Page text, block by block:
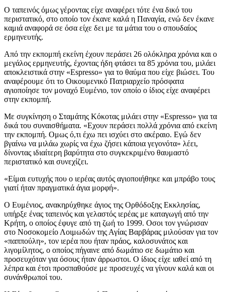
Ο ταπεινός όμως γέροντας είχε αναφέρει τότε ένα δικό του
περιστατικό, στο οποίο τον έκανε καλά η Παναγία, ενώ δεν έκανε
καμιά αναφορά σε όσα είχε δει με τα μάτια του ο σπουδαίος
ερμηνευτής.
Από την εκπομπή εκείνη έχουν περάσει 26 ολόκληρα χρόνια και ο
μεγάλος ερμηνευτής, έχοντας ήδη φτάσει τα 85 χρόνια του, μιλάει
αποκλειστικά στην «Espresso» για το θαύμα που είχε βιώσει. Του
αναφέρουμε ότι το Οικουμενικό Πατριαρχείο πρόσφατα
αγιοποίησε τον μοναχό Ευμένιο, τον οποίο ο ίδιος είχε αναφέρει
στην εκπομπή.
Με συγκίνηση ο Σταμάτης Κόκοτας μιλάει στην «Espresso» για τα
δικά του συναισθήματα. «Εχουν περάσει πολλά χρόνια από εκείνη
την εκπομπή. Ομως ό,τι έχω πει ισχύει στο ακέραιο. Εγώ δεν
βγαίνω να μιλάω χωρίς να έχω ζήσει κάποια γεγονότα» λέει,
δίνοντας ιδιαίτερη βαρύτητα στο συγκεκριμένο θαυμαστό
περιστατικό και συνεχίζει.
«Είμαι ευτυχής που ο ιερέας αυτός αγιοποιήθηκε και μπράβο τους
γιατί ήταν πραγματικά άγια μορφή».
Ο Ευμένιος, ανακηρύχθηκε άγιος της Ορθόδοξης Εκκλησίας,
υπήρξε ένας ταπεινός και γελαστός ιερέας με καταγωγή από την
Κρήτη, ο οποίος έφυγε από τη ζωή το 1999. Οσοι τον γνώρισαν
στο Νοσοκομείο Λοιμωδών της Αγίας Βαρβάρας μιλούσαν για τον
«παππούλη», τον ιερέα που ήταν πράος, καλοσυνάτος και
λιγομίλητος, ο οποίος πήγαινε από δωμάτιο σε δωμάτιο και
προσευχόταν για όσους ήταν άρρωστοι. Ο ίδιος είχε ιαθεί από τη
λέπρα και έτσι προσπαθούσε με προσευχές να γίνουν καλά και οι
συνάνθρωποί του.